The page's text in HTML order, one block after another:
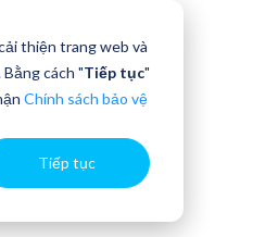
thiện trang web và
cách "Tiếp tục"
Chính sách bảo vệ
Tiếp tục